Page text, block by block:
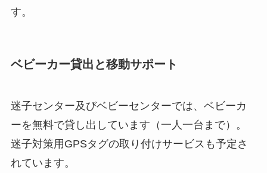
す。
ベビーカー貸出と移動サポート
迷子センター及びベビーセンターでは、ベビーカ
ーを無料で貸し出しています（一人一台まで）。
迷子対策用GPSタグの取り付けサービスも予定さ
れています。